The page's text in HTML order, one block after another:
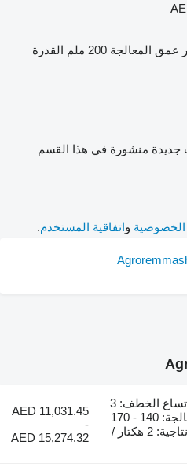
عمق المعالجة 200 ملم
القدرة
جديدة منشورة في هذا القسم
واتفاقية المستخدم.
الفئة: للجرار، اتساع الخطف: 3
متر، عمق المعالجة: 140 - 170
ملم، القدرة الإنتاجية: 2 هكتار /
AED 11,031.45
-
AED 15,274.32